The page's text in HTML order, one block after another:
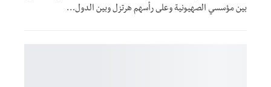
بين مؤسسي الصهيونية وعلى رأسهم هرتزل وبين الدول…